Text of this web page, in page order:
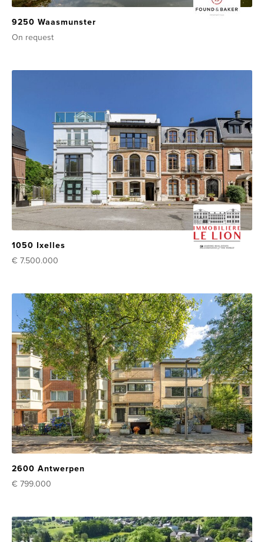
9250 Waasmunster
On request
1050 Ixelles
€ 7.500.000
2600 Antwerpen
€ 799.000